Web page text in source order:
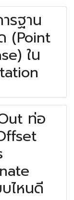
รฐาน
(Point
ใน
ท่อ
ไหนดี